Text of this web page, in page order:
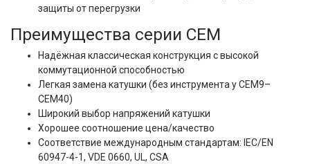
защиты от перегрузки
Преимущества серии CEM
Надёжная классическая конструкция с высокой
коммутационной способностью
Легкая замена катушки (без инструмента у CEM9–
CEM40)
Широкий выбор напряжений катушки
Хорошее соотношение цена/качество
Соответствие международным стандартам: IEC/EN
60947-4-1, VDE 0660, UL, CSA